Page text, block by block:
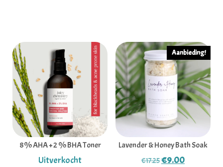
8% AHA + 2 % BHA Toner
Aanbieding!
Lavender & Honey Bath Soak
€17.25Oorspronkelijke
€9.00Huidige